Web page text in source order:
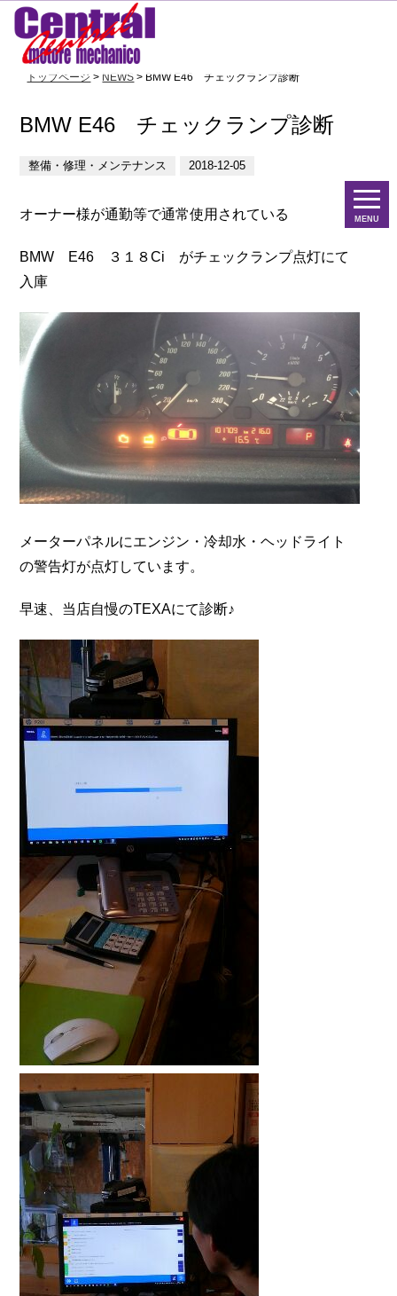
MENU
トップページ > NEWS > BMW E46 チェックランプ診断
BMW E46 チェックランプ診断
整備・修理・メンテナンス 2018-12-05
オーナー様が通勤等で通常使用されている
BMW E46 ３１８Ci がチェックランプ点灯にて
入庫
メーターパネルにエンジン・冷却水・ヘッドライト
の警告灯が点灯しています。
早速、当店自慢のTEXAにて診断♪